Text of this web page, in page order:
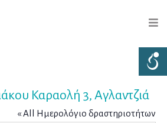
Καραολή 3, Αγλαντζιά
« All Ημερολόγιο δραστηριοτήτων